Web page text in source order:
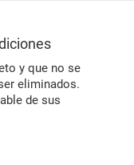
y que no se
eliminados.
de sus